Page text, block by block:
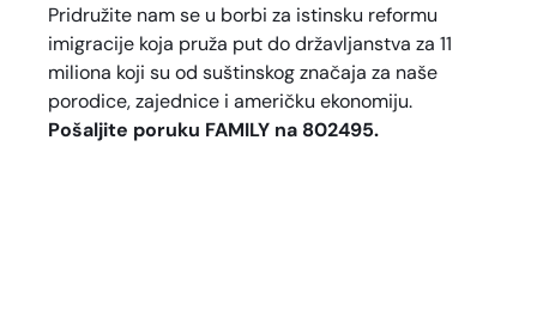
Pridružite nam se u borbi za istinsku reformu
imigracije koja pruža put do državljanstva za 11
miliona koji su od suštinskog značaja za naše
porodice, zajednice i američku ekonomiju.
Pošaljite poruku FAMILY na 802495.